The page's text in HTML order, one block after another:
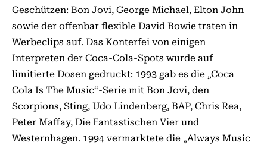
Geschützen: Bon Jovi, George Michael, Elton John
sowie der offenbar flexible David Bowie traten in
Werbeclips auf. Das Konterfei von einigen
Interpreten der Coca-Cola-Spots wurde auf
limitierte Dosen gedruckt: 1993 gab es die „Coca
Cola Is The Music“-Serie mit Bon Jovi, den
Scorpions, Sting, Udo Lindenberg, BAP, Chris Rea,
Peter Maffay, Die Fantastischen Vier und
Westernhagen. 1994 vermarktete die „Always Music